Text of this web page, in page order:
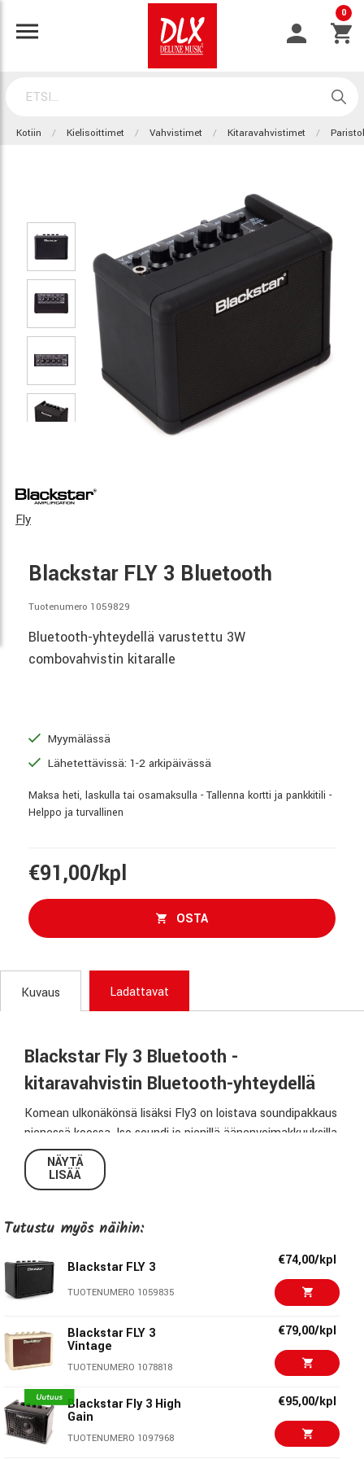
0
Kotiin Kielisoittimet Vahvistimet Kitaravahvistimet
Fly
Blackstar FLY 3 Bluetooth
Tuotenumero 1059829
Bluetooth-yhteydellä varustettu 3W
combovahvistin kitaralle
Myymälässä
Lähetettävissä: 1-2 arkipäivässä
Maksa heti, laskulla tai osamaksulla - Tallenna kortti ja pankkitili -
Helppo ja turvallinen
€91,00/kpl
OSTA
Kuvaus Ladattavat
Blackstar Fly 3 Bluetooth -
kitaravahvistin Bluetooth-yhteydellä
Komean ulkonäkönsä lisäksi Fly3 on loistava soundipakkaus
pienessä koossa. Iso soundi jo pienillä äänenvoimakkuuksilla.
Kevyt ja kompakti
Isokokoinen kitaravahvistin ahdistaa?
Blackstarin patentoimalla ISF-ekvalisaattorilla.
Kuuntele musiikkia Bluetooth-yhteyden avulla
Sisäänrakennetun MP3/LINE IN -liittimen tai Bluetooth-
MP3-soittimen, kannettavan tietokoneen, tabletin jne.
kanssa kannettavina kaiuttimina suosikkikappaleidesi
Ominaisuudet:
Kanavat: Clean & amp; Overdrive
NÄYTÄ
LISÄÄ
Tutustu myös näihin:
Blackstar FLY 3
TUOTENUMERO 1059835
€74,00/kpl
Blackstar FLY 3
Vintage
TUOTENUMERO 1078818
€79,00/kpl
Blackstar Fly 3 High
Gain
TUOTENUMERO 1097968
€95,00/kpl